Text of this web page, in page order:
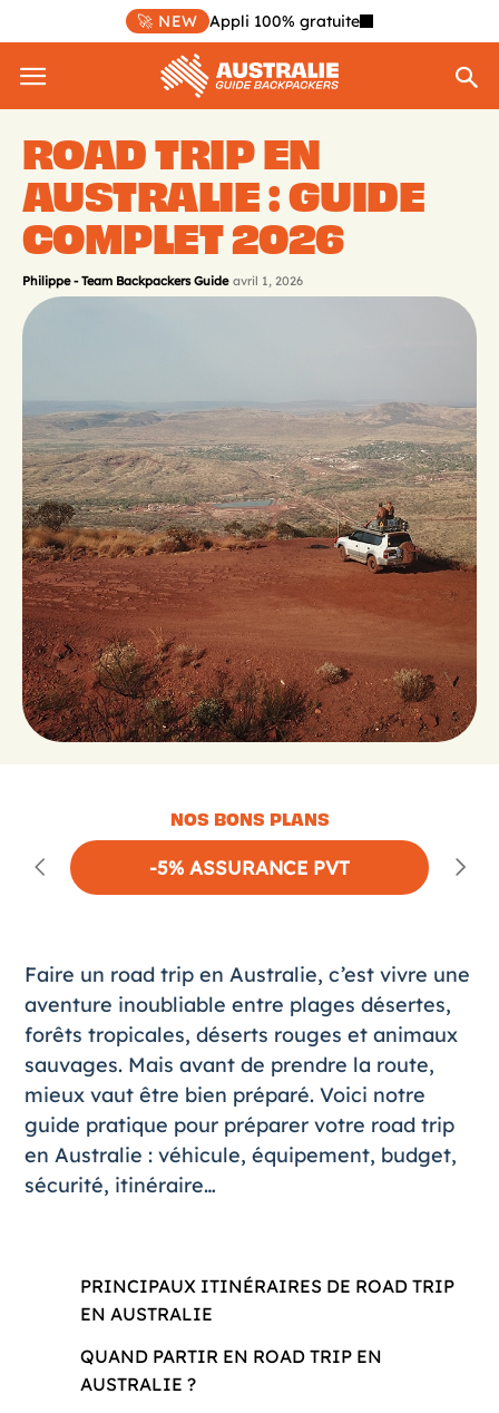
🚀 NEW Appli 100% gratuite
ROAD TRIP EN
AUSTRALIE : GUIDE
COMPLET 2026
Philippe - Team Backpackers Guide avril 1, 2026
NOS BONS PLANS
-5% ASSURANCE PVT
Faire un road trip en Australie, c’est vivre une
aventure inoubliable entre plages désertes,
forêts tropicales, déserts rouges et animaux
sauvages. Mais avant de prendre la route,
mieux vaut être bien préparé. Voici notre
guide pratique pour préparer votre road trip
en Australie : véhicule, équipement, budget,
sécurité, itinéraire…
PRINCIPAUX ITINÉRAIRES DE ROAD TRIP
EN AUSTRALIE
QUAND PARTIR EN ROAD TRIP EN
AUSTRALIE ?